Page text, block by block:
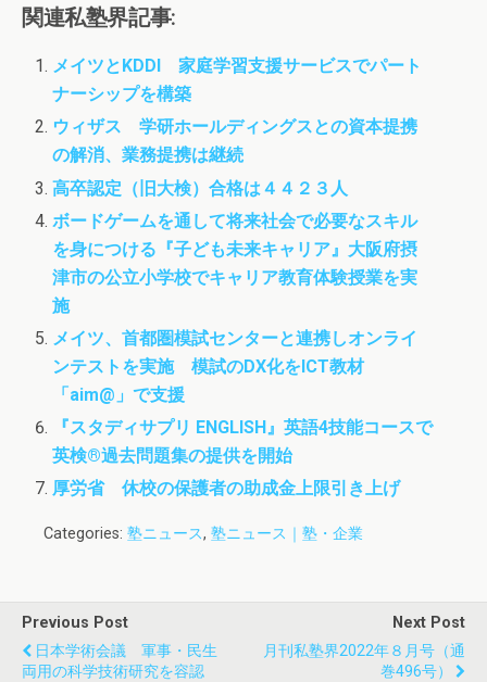
c
e
b
o
o
k
t
e
o
d
n
関連私塾界記事:
メイツとKDDI 家庭学習支援サービスでパート
ナーシップを構築
ウィザス 学研ホールディングスとの資本提携
の解消、業務提携は継続
高卒認定（旧大検）合格は４４２３人
ボードゲームを通して将来社会で必要なスキル
を身につける『子ども未来キャリア』大阪府摂
津市の公立小学校でキャリア教育体験授業を実
施
メイツ、首都圏模試センターと連携しオンライ
ンテストを実施 模試のDX化をICT教材
「aim@」で支援
『スタディサプリ ENGLISH』英語4技能コースで
英検®過去問題集の提供を開始
厚労省 休校の保護者の助成金上限引き上げ
Categories: 塾ニュース, 塾ニュース｜塾・企業
Previous Post
日本学術会議 軍事・民生
両用の科学技術研究を容認
Next Post
月刊私塾界2022年８月号（通
巻496号）